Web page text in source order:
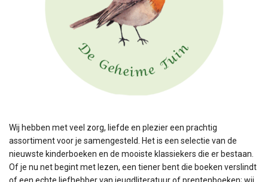
Wij hebben met veel zorg, liefde en plezier een prachtig
assortiment voor je samengesteld. Het is een selectie van de
nieuwste kinderboeken en de mooiste klassiekers die er bestaan.
Of je nu net begint met lezen, een tiener bent die boeken verslindt
of een echte liefhebber van jeugdliteratuur of prentenboeken; wij